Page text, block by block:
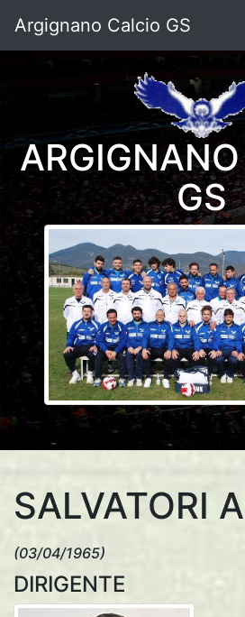
Argignano Calcio GS
GS
SALVATORI
(03/04/1965)
DIRIGENTE